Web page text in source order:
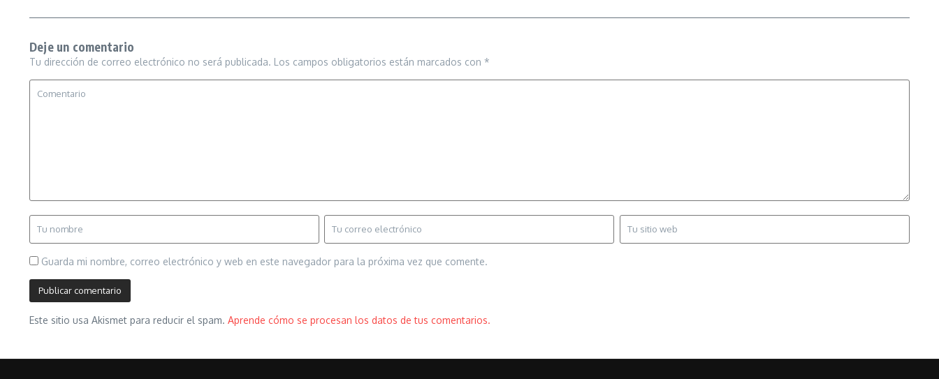
Deje un comentario
Tu dirección de correo electrónico no será publicada. Los campos obligatorios están marcados con *
Guarda mi nombre, correo electrónico y web en este navegador para la próxima vez que comente.
Este sitio usa Akismet para reducir el spam. Aprende cómo se procesan los datos de tus comentarios.